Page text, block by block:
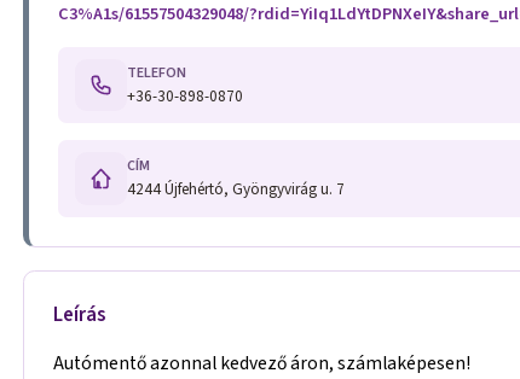
C3%A1s/61557504329048/
TELEFON
+36-30-898-0870
CÍM
4244 Újfehértó, Gyöngyvirág u. 7
Leírás
Autómentő azonnal kedvező áron, számlaképesen!